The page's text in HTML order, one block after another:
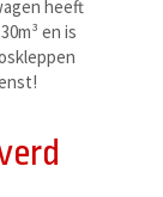
heeft
en is